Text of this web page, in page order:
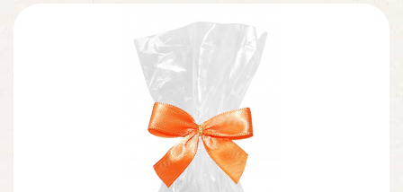
Croustillant au Caramel